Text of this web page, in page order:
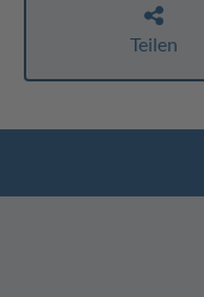
Teilen